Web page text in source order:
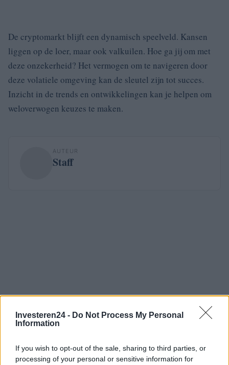
Investeren24 - Do Not Process My Personal
Information
If you wish to opt-out of the sale, sharing to third parties, or
processing of your personal or sensitive information for
De cryptomarkt blijft een dynamisch speelveld. Kansen
liggen op de loer, maar ook valkuilen. Hoe ga jij om met
deze onzekerheid? Het vermogen om te navigeren door
deze volatiele omgeving kan de sleutel zijn tot succes.
Inzicht in de trends en ontwikkelingen kan je helpen om
weloverwogen keuzes te maken.
AUTEUR
Staff